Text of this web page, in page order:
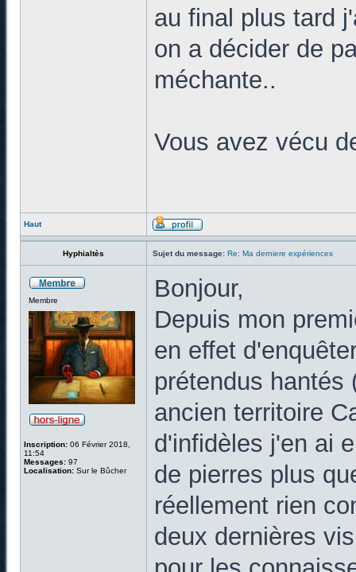
au final plus tard
on a décider de
méchante..
Vous avez vécu
Haut
Hyphialtès Sujet du message: Re: Ma derniere expériences
Membre
Inscription: 06 Février 2018,
11:54
Messages: 97
Localisation: Sur le Bûcher
Bonjour,
Depuis mon
en effet
prétendus hantés
ancien territoire
d'infidèles j'en ai
de pierres plus
réellement rien
deux dernières